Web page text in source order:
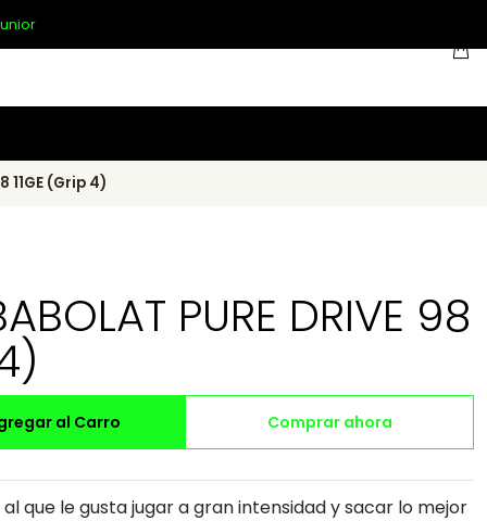
11GE (Grip 4)
PURE DRIVE 98
al Carro Comprar ahora
que le gusta jugar a gran intensidad y sacar lo mejor